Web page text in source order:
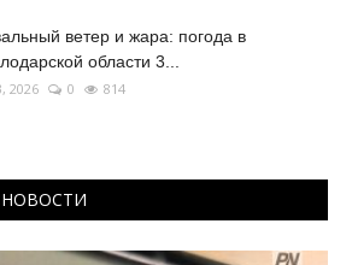
ветер и жара: погода в
области 3...
2026 0 814